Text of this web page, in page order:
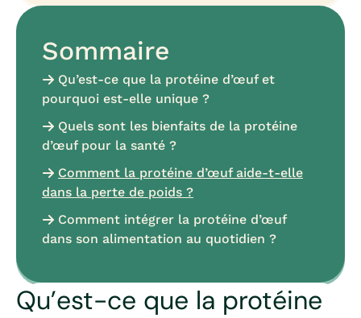
Sommaire
Qu’est-ce que la protéine d’œuf et
pourquoi est-elle unique ?
Quels sont les bienfaits de la protéine
d’œuf pour la santé ?
Comment la protéine d’œuf aide-t-elle
dans la perte de poids ?
Comment intégrer la protéine d’œuf
dans son alimentation au quotidien ?
Qu’est-ce que la protéine